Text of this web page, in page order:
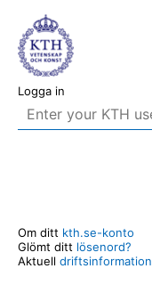
Logga in
Om ditt kth.se-konto
Glömt ditt lösenord?
Aktuell driftsinformation